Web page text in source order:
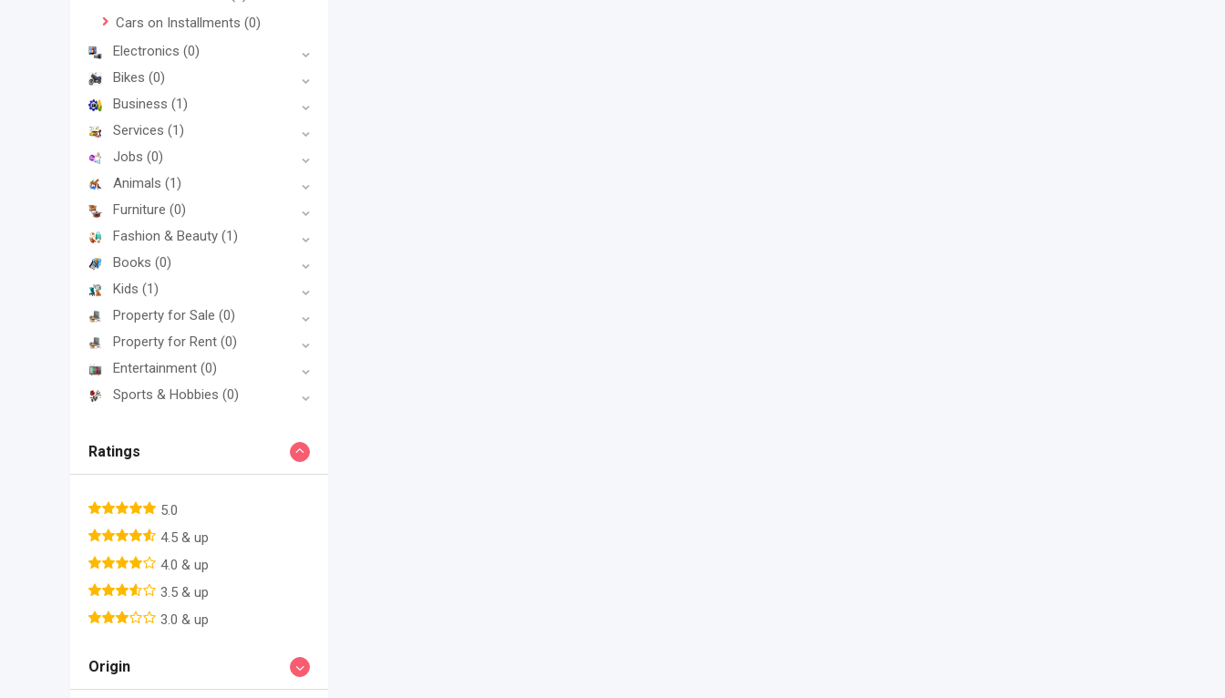
Cars on Installments (0)
Electronics (0)
Bikes (0)
Business (1)
Services (1)
Jobs (0)
Animals (1)
Furniture (0)
Fashion & Beauty (1)
Books (0)
Kids (1)
Property for Sale (0)
Property for Rent (0)
Entertainment (0)
Sports & Hobbies (0)
Ratings
5.0
4.5 & up
4.0 & up
3.5 & up
3.0 & up
Origin